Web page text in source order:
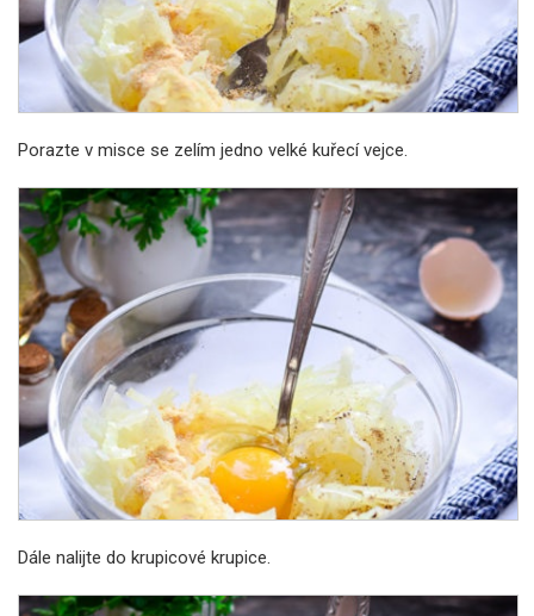
Porazte v misce se zelím jedno velké kuřecí vejce.
Dále nalijte do krupicové krupice.